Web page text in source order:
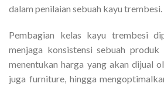
dalam penilaian sebuah kayu trembesi.
Pembagian kelas kayu trembesi
menjaga konsistensi sebuah produk
menentukan harga yang akan dijual
juga furniture, hingga